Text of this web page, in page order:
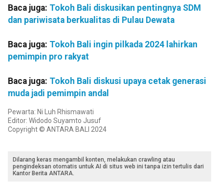
Baca juga: Tokoh Bali diskusikan pentingnya SDM
dan pariwisata berkualitas di Pulau Dewata
Baca juga: Tokoh Bali ingin pilkada 2024 lahirkan
pemimpin pro rakyat
Baca juga: Tokoh Bali diskusi upaya cetak generasi
muda jadi pemimpin andal
Pewarta: Ni Luh Rhismawati
Editor: Widodo Suyamto Jusuf
Copyright © ANTARA BALI 2024
Dilarang keras mengambil konten, melakukan crawling atau
pengindeksan otomatis untuk AI di situs web ini tanpa izin tertulis dari
Kantor Berita ANTARA.